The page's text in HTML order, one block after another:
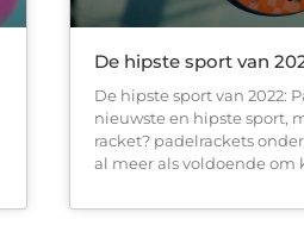
De hipste sport van
De hipste sport van 2022:
nieuwste en hipste sport,
racket? padelrackets
al meer als voldoende om